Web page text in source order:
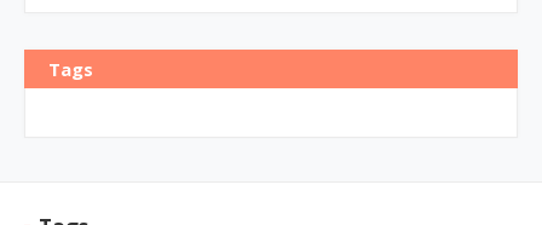
Tags